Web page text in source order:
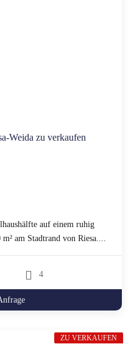
Weida zu verkaufen
auf einem ruhig
am Stadtrand von Riesa....
4
ZU VERKAUFEN